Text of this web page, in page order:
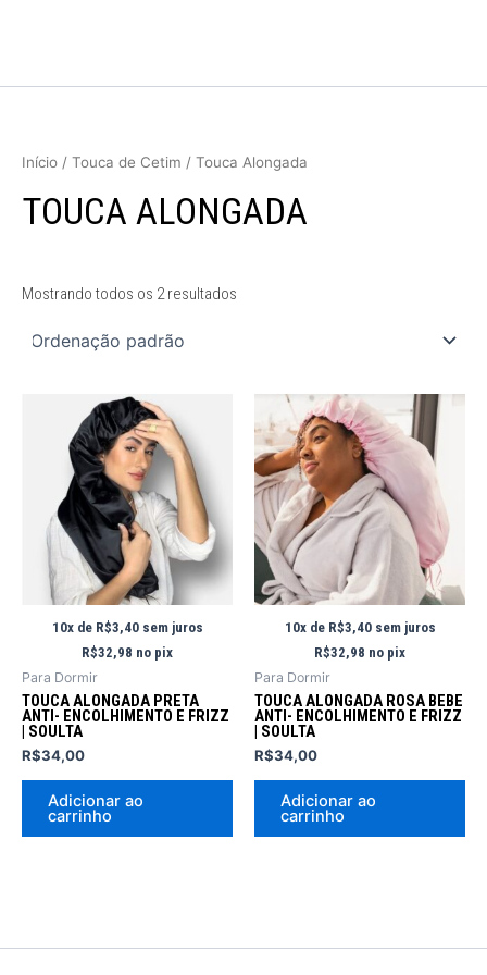
conteúdo
Início / Touca de Cetim / Touca Alongada
TOUCA ALONGADA
Mostrando todos os 2 resultados
10x de R$3,40 sem juros
R$32,98 no pix
Para Dormir
TOUCA ALONGADA PRETA
ANTI- ENCOLHIMENTO E FRIZZ
| SOULTA
R$34,00
Adicionar ao
carrinho
10x de R$3,40 sem juros
R$32,98 no pix
Para Dormir
TOUCA ALONGADA ROSA BEBE
ANTI- ENCOLHIMENTO E FRIZZ
| SOULTA
R$34,00
Adicionar ao
carrinho